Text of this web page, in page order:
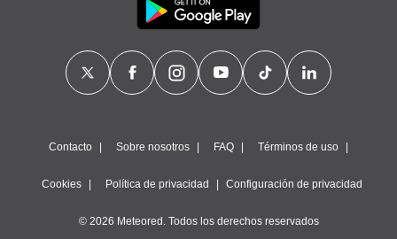
Contacto Sobre nosotros FAQ Términos de uso
Cookies Política de privacidad Configuración de privacidad
© 2026 Meteored. Todos los derechos reservados